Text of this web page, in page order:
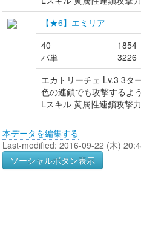
【★6】エミリア
40
バ単
1854
3226
エカトリーチェ Lv.3 3タ
色の連鎖でも攻撃するよ
Lスキル 黄属性連鎖攻撃
本データを編集する
Last-modified: 2016-09-22 (木)
ソーシャルボタン表示